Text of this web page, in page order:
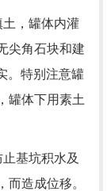
，罐体内灌
尖角石块和建
。特别注意罐
罐体下用素土
基坑积水及
造成位移。